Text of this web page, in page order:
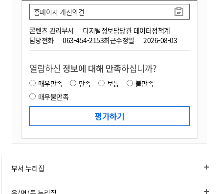
콘텐츠 관리부서
디지털정보담당관 데이터정책계
담당전화
063-454-2153최근수정일 2026-08-03
홈페이지 개선의견
열람하신 정보에 대해 만족하십니까?
매우만족 만족 보통
불만족
매우불만족
부서 누리집